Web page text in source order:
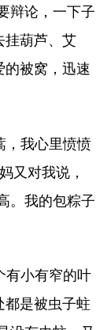
辩论，一下子
挂葫芦、艾
的被窝，迅速
，我心里愤愤
又对我说，
。我的包粽子
有小有窄的叶
都是被虫子蛀